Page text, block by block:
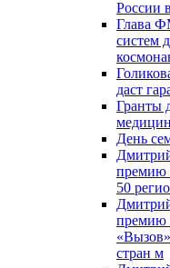
России
Глава
систем
даст
Гранты
День
премию
50
премию
стран м